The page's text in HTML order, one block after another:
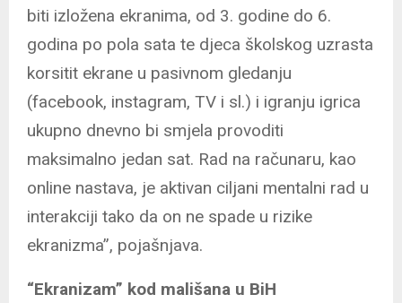
biti izložena ekranima, od 3. godine do 6.
godina po pola sata te djeca školskog uzrasta
korsitit ekrane u pasivnom gledanju
(facebook, instagram, TV i sl.) i igranju igrica
ukupno dnevno bi smjela provoditi
maksimalno jedan sat. Rad na računaru, kao
online nastava, je aktivan ciljani mentalni rad u
interakciji tako da on ne spade u rizike
ekranizma”, pojašnjava.
“Ekranizam” kod mališana u BiH